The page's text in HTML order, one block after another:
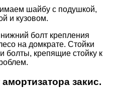
шайбу с подушкой,
и кузовом.
болт крепления
на домкрате. Стойки
болты, крепящие стойку к
закис.